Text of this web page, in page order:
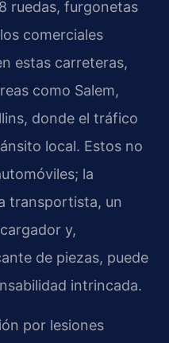
ruedas, furgonetas
comerciales
estas carreteras,
como Salem,
donde el tráfico
local. Estos no
la
transportista, un
y,
de piezas, puede
intrincada.
por lesiones